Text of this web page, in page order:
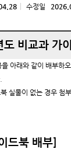
수정일
비교과 가
아래와 같이 배부하
실물이 없는 경우 첨
드북 배부]